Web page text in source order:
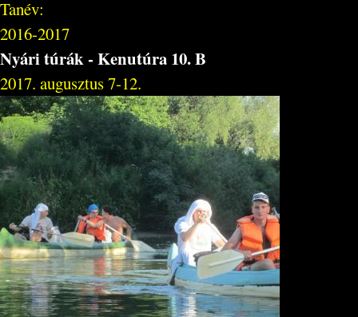
Tanév:
2016-2017
Nyári túrák - Kenutúra 10. B
2017. augusztus 7-12.